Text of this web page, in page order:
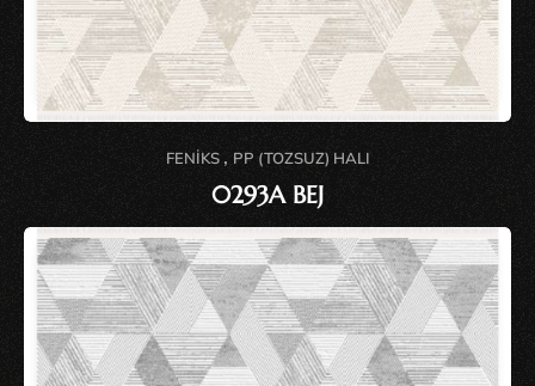
FENIKS , PP (TOZSUZ) HALI
0293A BEJ